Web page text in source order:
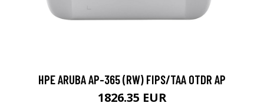
HPE ARUBA AP-365 (RW) FIPS/TAA OTDR AP
1826.35 EUR